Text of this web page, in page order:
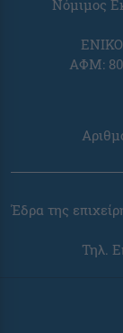
Νόμιμος
ΑΦΜ:
Έδρα της
Τηλ.